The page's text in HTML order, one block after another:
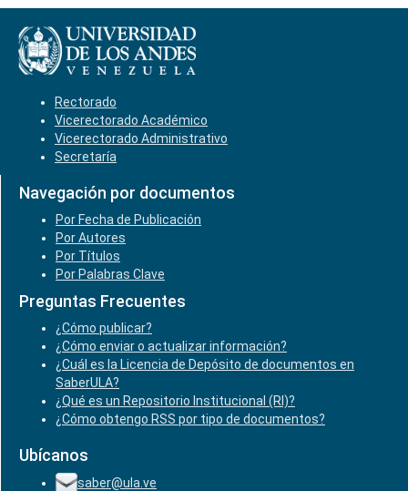
Rectorado
Vicerectorado Académico
Vicerectorado Administrativo
Secretaría
Navegación por documentos
Por Fecha de Publicación
Por Autores
Por Títulos
Por Palabras Clave
Preguntas Frecuentes
¿Cómo publicar?
¿Cómo enviar o actualizar información?
¿Cuál es la Licencia de Depósito de documentos en
SaberULA?
¿Qué es un Repositorio Institucional (RI)?
¿Cómo obtengo RSS por tipo de documentos?
Ubícanos
saber@ula.ve